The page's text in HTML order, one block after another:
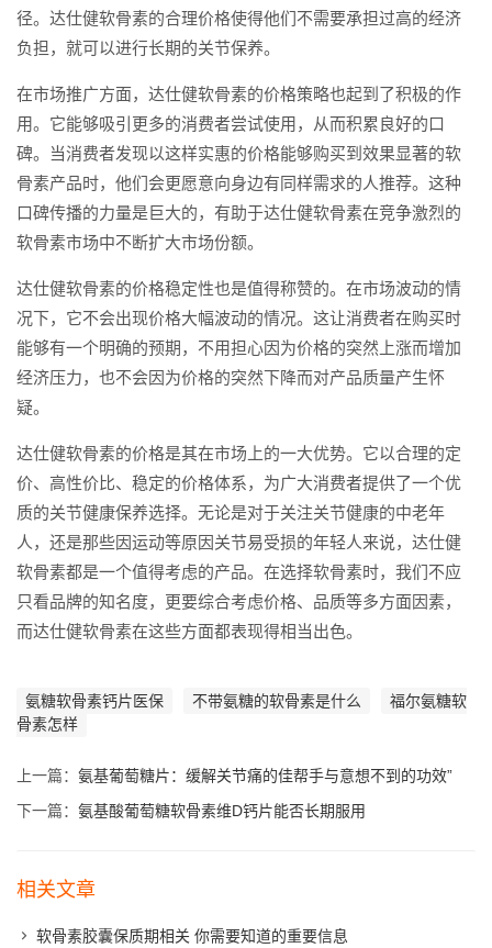
径。达仕健软骨素的合理价格使得他们不需要承担过高的经济
负担，就可以进行长期的关节保养。
在市场推广方面，达仕健软骨素的价格策略也起到了积极的作
用。它能够吸引更多的消费者尝试使用，从而积累良好的口
碑。当消费者发现以这样实惠的价格能够购买到效果显著的软
骨素产品时，他们会更愿意向身边有同样需求的人推荐。这种
口碑传播的力量是巨大的，有助于达仕健软骨素在竞争激烈的
软骨素市场中不断扩大市场份额。
达仕健软骨素的价格稳定性也是值得称赞的。在市场波动的情
况下，它不会出现价格大幅波动的情况。这让消费者在购买时
能够有一个明确的预期，不用担心因为价格的突然上涨而增加
经济压力，也不会因为价格的突然下降而对产品质量产生怀
疑。
达仕健软骨素的价格是其在市场上的一大优势。它以合理的定
价、高性价比、稳定的价格体系，为广大消费者提供了一个优
质的关节健康保养选择。无论是对于关注关节健康的中老年
人，还是那些因运动等原因关节易受损的年轻人来说，达仕健
软骨素都是一个值得考虑的产品。在选择软骨素时，我们不应
只看品牌的知名度，更要综合考虑价格、品质等多方面因素，
而达仕健软骨素在这些方面都表现得相当出色。
氨糖软骨素钙片医保 不带氨糖的软骨素是什么
福尔氨糖软
骨素怎样
上一篇： 氨基葡萄糖片：缓解关节痛的佳帮手与意想不到的功效”
下一篇： 氨基酸葡萄糖软骨素维D钙片能否长期服用
相关文章
软骨素胶囊保质期相关 你需要知道的重要信息